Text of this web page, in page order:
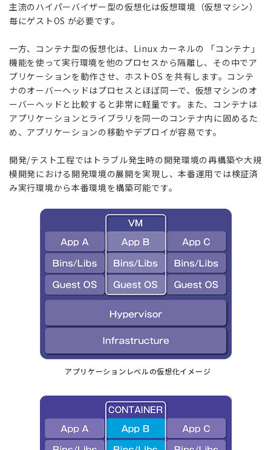
主流のハイパーバイザー型の仮想化は仮想環境（仮想マシン）
毎にゲストOS が必要です。
一方、コンテナ型の仮想化は、Linux カーネルの 「コンテナ」
機能を使って実行環境を他のプロセスから隔離し、その中でア
プリケーションを動作させ、ホストOS を共有します。コンテ
ナのオーバーヘッドはプロセスとほぼ同一で、仮想マシンのオ
ーバーヘッドと比較すると非常に軽量です。また、コンテナは
アプリケーションとライブラリを同一のコンテナ内に固めるた
め、アプリケーションの移動やデプロイが容易です。
開発/テスト工程ではトラブル発生時の開発環境の再構築や大規
模開発における開発環境の展開を実現し、本番運用では検証済
み実行環境から本番環境を構築可能です。
アプリケーションレベルの仮想化イメージ